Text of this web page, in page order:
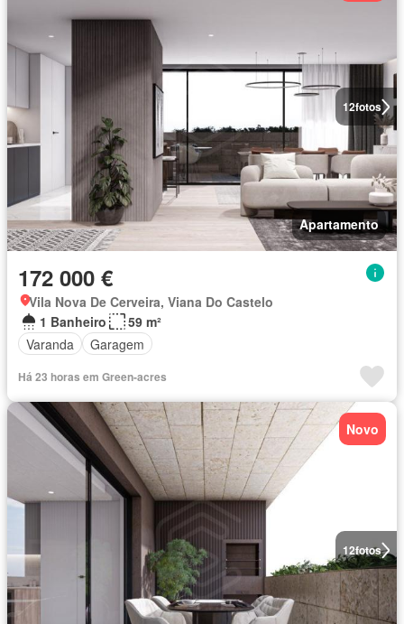
12fotos
Apartamento
172 000 €
Vila Nova De Cerveira, Viana Do Castelo
1 Banheiro
59 m²
Varanda
Garagem
Há 23 horas em Green-acres
12fotos
Novo